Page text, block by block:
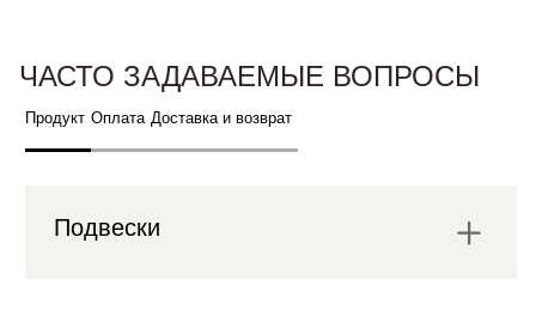
ЧАСТО ЗАДАВАЕМЫЕ ВОПРОСЫ
Продукт Оплата Доставка и возврат
Подвески